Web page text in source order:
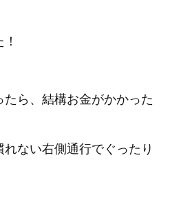
ら、結構お金がかかった
ない右側通行でぐったり